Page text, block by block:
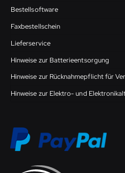
Bestellsoftware
Faxbestellschein
Lieferservice
Hinweise zur Batterieentsorgung
Hinweise zur Rücknahmepflicht für
Hinweise zur Elektro- und